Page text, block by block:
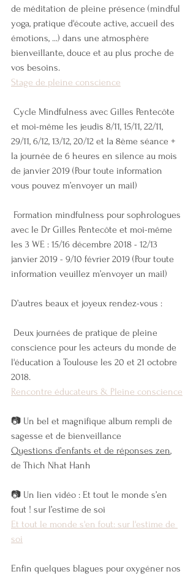
de méditation de pleine présence (mindful
yoga, pratique d'écoute active, accueil des
émotions, ...) dans une atmosphère
bienveillante, douce et au plus proche de
vos besoins.
Stage de pleine conscience
et moi-même les jeudis 8/11, 15/11, 22/11,
29/11, 6/12, 13/12, 20/12 et la 8ème séance +
la journée de 6 heures en silence au mois
de janvier 2019 (Pour toute information
vous pouvez m’envoyer un mail)
avec le Dr Gilles Pentecôte et moi-même
les 3 WE : 15/16 décembre 2018 - 12/13
janvier 2019 - 9/10 février 2019 (Pour toute
information veuillez m’envoyer un mail)
D’autres beaux et joyeux rendez-vous :
conscience pour les acteurs du monde de
l'éducation à Toulouse les 20 et 21 octobre
2018.
Rencontre éducateurs & Pleine conscience
📷 Un bel et magnifique album rempli de
sagesse et de bienveillance
Questions d’enfants et de réponses zen,
de Thich Nhat Hanh
📷 Un lien vidéo : Et tout le monde s’en
fout ! sur l’estime de soi
Et tout le monde s'en fout: sur l'estime de
soi
Enfin quelques blagues pour oxygéner nos